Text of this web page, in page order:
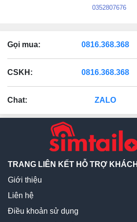
0352807676
Gọi mua: 0816.368.368
CSKH: 0816.368.368
Chat: ZALO
TRANG LIÊN KẾT HỖ TRỢ
Giới thiệu
Liên hệ
Điều khoản sử dụng